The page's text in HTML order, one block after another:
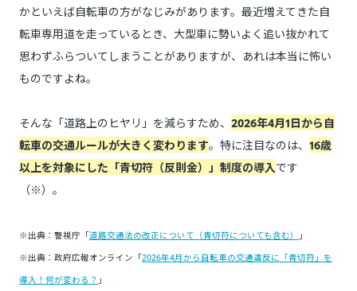
かといえば自転車の方がなじみがあります。最近増えてきた自
転車専用道を走っているとき、大型車に勢いよく追い抜かれて
思わずふらついてしまうことがありますが、あれは本当に怖い
ものですよね。
そんな「道路上のヒヤリ」を減らすため、 2026年4月1日から自
転車の交通ルールが大きく変わります。特に注目なのは、 16歳
以上を対象にした「青切符（反則金）」制度の導入です
（※）。
※出典：警視庁「道路交通法の改正について（青切符についても含む）
」
※出典：政府広報オンライン「2026年4月から自転車の交通違反に「青切符」を
導入！何が変わる？ 」